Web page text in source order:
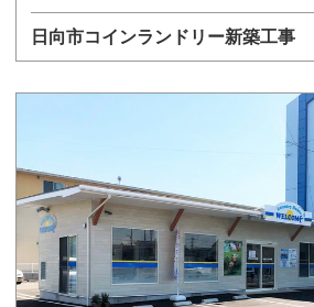
日向市コインランドリー新築工事
詳しく見る